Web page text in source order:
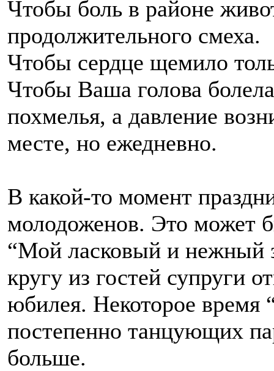
Чтобы боль в районе
продолжительного смеха.
Чтобы сердце щемило
Чтобы Ваша голова
похмелья, а давление
месте, но ежедневно.
В какой-то момент
молодоженов. Это может
“Мой ласковый и нежный
кругу из гостей супруги
юбилея. Некоторое
постепенно танцующих
больше.